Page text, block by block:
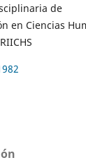
de
en Ciencias